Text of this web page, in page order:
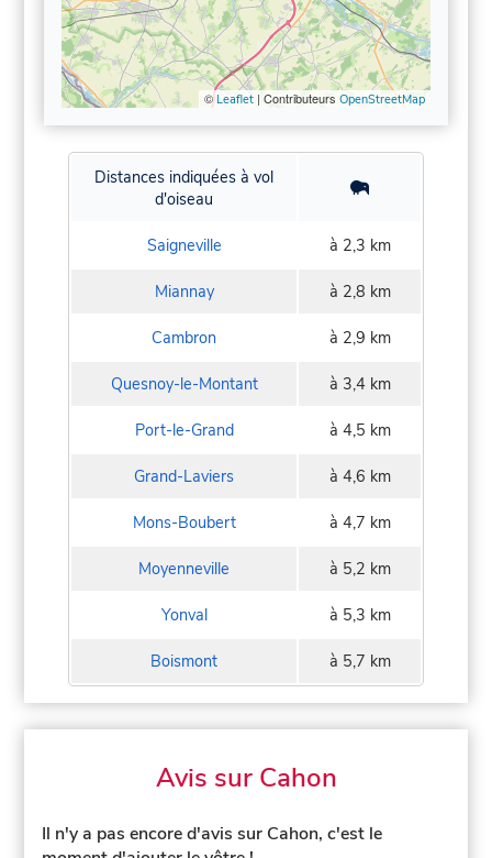
© Leaflet| Contributeurs OpenStreetMap
Distances indiquées à vol
d'oiseau
Saigneville à 2,3 km
Miannay à 2,8 km
Cambron à 2,9 km
Quesnoy-le-Montant à 3,4 km
Port-le-Grand à 4,5 km
Grand-Laviers à 4,6 km
Mons-Boubert à 4,7 km
Moyenneville à 5,2 km
Yonval à 5,3 km
Boismont à 5,7 km
Avis sur Cahon
Il n'y a pas encore d'avis sur Cahon, c'est le